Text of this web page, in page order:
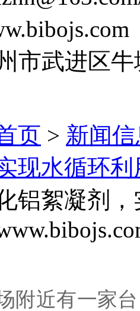
市武进区
页 > 新闻
现水循环利
铝絮凝剂
附近有一家